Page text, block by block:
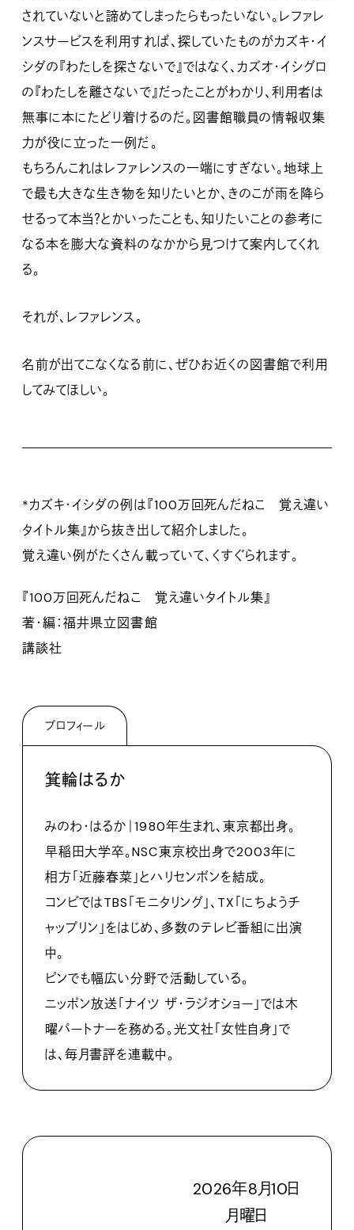
されていないと諦めてしまったらもったいない。レファレ
ンスサービスを利用すれば、探していたものがカズキ・イ
シダの『わたしを探さないで』ではなく、カズオ・イシグロ
の『わたしを離さないで』だったことがわかり、利用者は
無事に本にたどり着けるのだ。図書館職員の情報収集
力が役に立った一例だ。
もちろんこれはレファレンスの一端にすぎない。地球上
で最も大きな生き物を知りたいとか、きのこが雨を降ら
せるって本当？とかいったことも、知りたいことの参考に
なる本を膨大な資料のなかから見つけて案内してくれ
る。
それが、レファレンス。
名前が出てこなくなる前に、ぜひお近くの図書館で利用
してみてほしい。
*カズキ・イシダの例は『100万回死んだねこ 覚え違い
タイトル集』から抜き出して紹介しました。
覚え違い例がたくさん載っていて、くすぐられます。
『100万回死んだねこ 覚え違いタイトル集』
著・編：福井県立図書館
講談社
プロフィール
箕輪はるか
みのわ・はるか｜1980年生まれ、東京都出身。
早稲田大学卒。NSC東京校出身で2003年に
相方「近藤春菜」とハリセンボンを結成。
コンビではTBS「モニタリング」、TX「にちようチ
ャップリン」をはじめ、多数のテレビ番組に出演
中。
ピンでも幅広い分野で活動している。
ニッポン放送「ナイツ ザ・ラジオショー」では木
曜パートナーを務める。光文社「女性自身」で
は、毎月書評を連載中。
2026年8月10日
月曜日